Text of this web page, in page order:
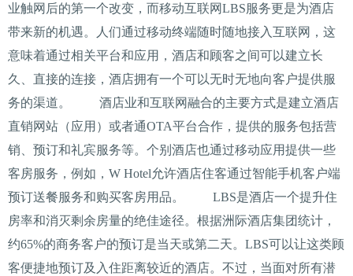
业触网后的第一个改变，而移动互联网LBS服务更是为酒店
带来新的机遇。人们通过移动终端随时随地接入互联网，这
意味着通过相关平台和应用，酒店和顾客之间可以建立长
久、直接的连接，酒店拥有一个可以无时无地向客户提供服
务的渠道。 酒店业和互联网融合的主要方式是建立酒店
直销网站（应用）或者通OTA平台合作，提供的服务包括营
销、预订和礼宾服务等。个别酒店也通过移动应用提供一些
客房服务，例如，W Hotel允许酒店住客通过智能手机客户端
预订送餐服务和购买客房用品。 LBS是酒店一个提升住
房率和消灭剩余房量的绝佳途径。根据洲际酒店集团统计，
约65%的商务客户的预订是当天或第二天。LBS可以让这类顾
客便捷地预订及入住距离较近的酒店。不过，当面对所有潜